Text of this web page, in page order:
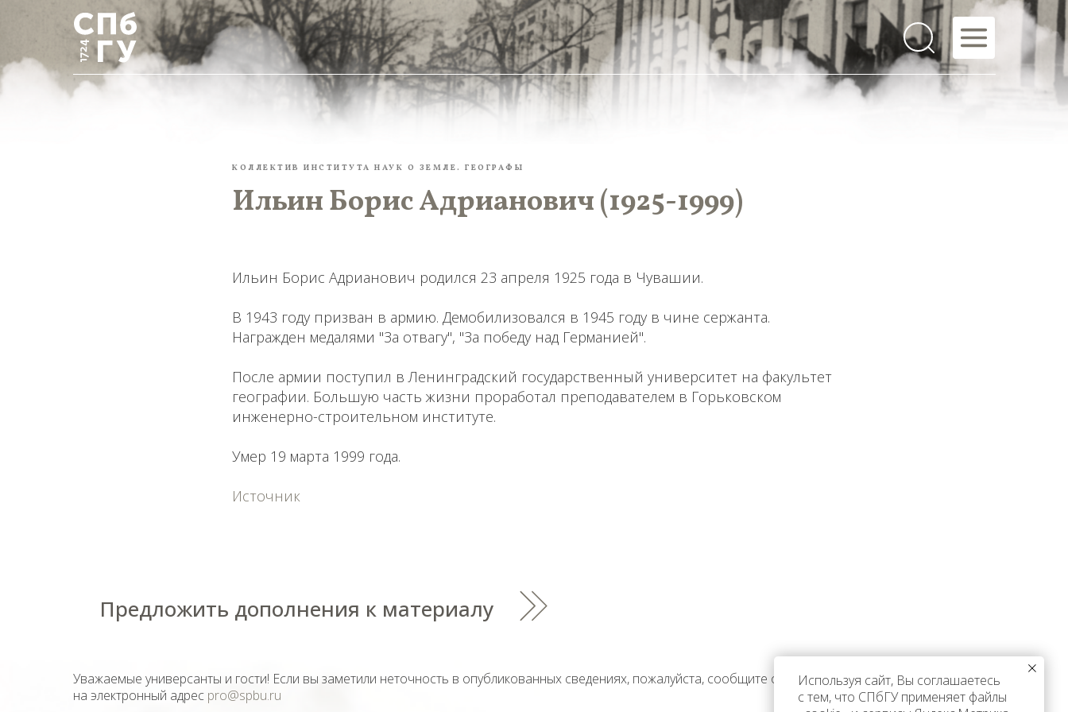
КОЛЛЕКТИВ ИНСТИТУТА НАУК О ЗЕМЛЕ. ГЕОГРАФЫ
Ильин Борис Адрианович (1925-1999)
Ильин Борис Адрианович родился 23 апреля 1925 года в Чувашии.
В 1943 году призван в армию. Демобилизовался в 1945 году в чине сержанта.
Награжден медалями "За отвагу", "За победу над Германией".
После армии поступил в Ленинградский государственный университет на факультет
географии. Большую часть жизни проработал преподавателем в Горьковском
инженерно-строительном институте.
Умер 19 марта 1999 года.
Источник
Предложить дополнения к материалу
Уважаемые универсанты и гости! Если вы заметили неточность в опубликованных сведениях, пожалуйста, сообщите об этом
на электронный адрес pro@spbu.ru
Используя сайт, Вы соглашаетесь
с тем, что СПбГУ применяет файлы